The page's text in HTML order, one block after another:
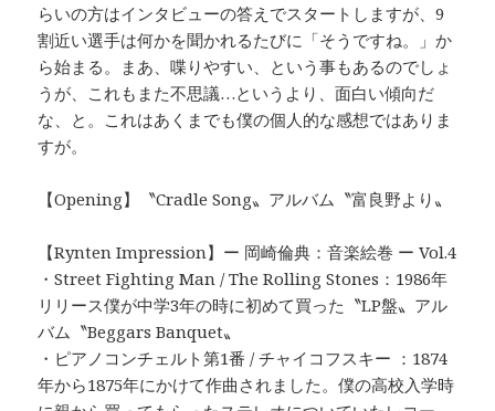
らいの方はインタビューの答えでスタートしますが、9
割近い選手は何かを聞かれるたびに「そうですね。」か
ら始まる。まあ、喋りやすい、という事もあるのでしょ
うが、これもまた不思議…というより、面白い傾向だ
な、と。これはあくまでも僕の個人的な感想ではありま
すが。
【Opening】〝Cradle Song〟アルバム〝富良野より〟
【Rynten Impression】ー 岡崎倫典：音楽絵巻 ー Vol.4
・Street Fighting Man / The Rolling Stones：1986年
リリース僕が中学3年の時に初めて買った〝LP盤〟アル
バム〝Beggars Banquet〟
・ピアノコンチェルト第1番 / チャイコフスキー ：1874
年から1875年にかけて作曲されました。僕の高校入学時